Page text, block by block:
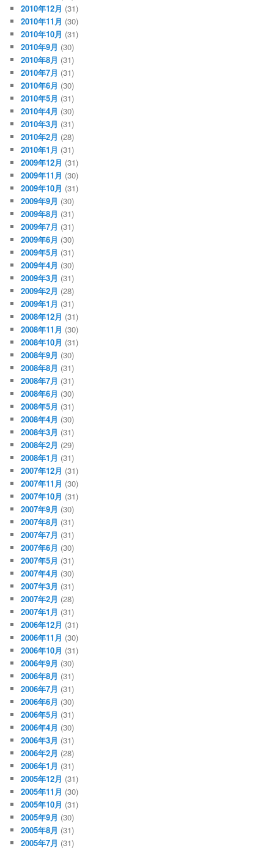
2010年12月 (31)
2010年11月 (30)
2010年10月 (31)
2010年9月 (30)
2010年8月 (31)
2010年7月 (31)
2010年6月 (30)
2010年5月 (31)
2010年4月 (30)
2010年3月 (31)
2010年2月 (28)
2010年1月 (31)
2009年12月 (31)
2009年11月 (30)
2009年10月 (31)
2009年9月 (30)
2009年8月 (31)
2009年7月 (31)
2009年6月 (30)
2009年5月 (31)
2009年4月 (30)
2009年3月 (31)
2009年2月 (28)
2009年1月 (31)
2008年12月 (31)
2008年11月 (30)
2008年10月 (31)
2008年9月 (30)
2008年8月 (31)
2008年7月 (31)
2008年6月 (30)
2008年5月 (31)
2008年4月 (30)
2008年3月 (31)
2008年2月 (29)
2008年1月 (31)
2007年12月 (31)
2007年11月 (30)
2007年10月 (31)
2007年9月 (30)
2007年8月 (31)
2007年7月 (31)
2007年6月 (30)
2007年5月 (31)
2007年4月 (30)
2007年3月 (31)
2007年2月 (28)
2007年1月 (31)
2006年12月 (31)
2006年11月 (30)
2006年10月 (31)
2006年9月 (30)
2006年8月 (31)
2006年7月 (31)
2006年6月 (30)
2006年5月 (31)
2006年4月 (30)
2006年3月 (31)
2006年2月 (28)
2006年1月 (31)
2005年12月 (31)
2005年11月 (30)
2005年10月 (31)
2005年9月 (30)
2005年8月 (31)
2005年7月 (31)